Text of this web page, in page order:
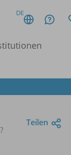
DE
Teilen